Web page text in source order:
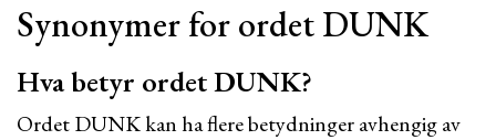
Synonymer for ordet DUNK
Hva betyr ordet DUNK?
Ordet DUNK kan ha flere betydninger avhengig av